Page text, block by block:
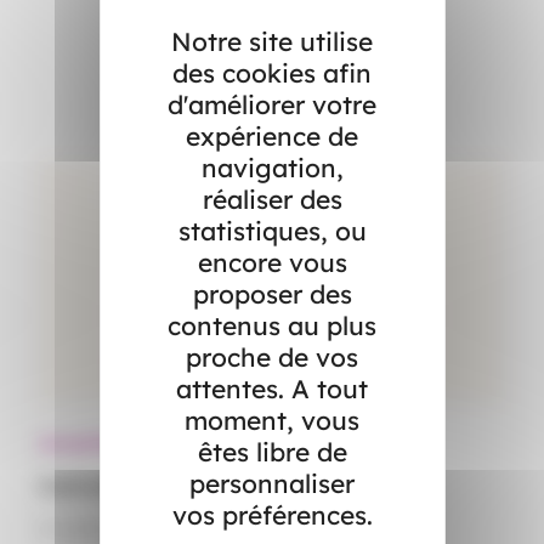
Notre site utilise
des cookies afin
d'améliorer votre
expérience de
navigation,
réaliser des
statistiques, ou
encore vous
proposer des
contenus au plus
proche de vos
attentes. A tout
moment, vous
êtes libre de
personnaliser
vos préférences.
Dans l’actualité
Canicule : démêlez le vrai du faux